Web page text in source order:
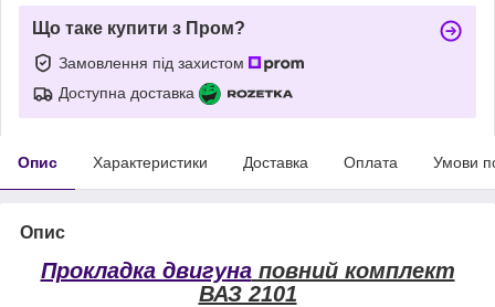
Що таке купити з Пром?
Замовлення під захистом
Доступна доставка
Опис Характеристики Доставка Оплата Умови
Опис
Прокладка двигунаповний комплект
ВАЗ 2101